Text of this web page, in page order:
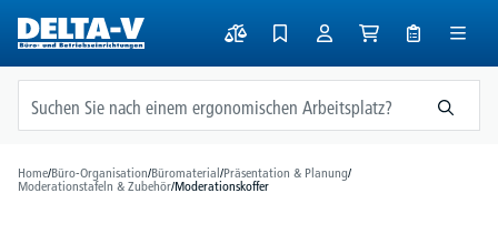
springen
Home/Büro-Organisation/Büromaterial/Präsentation & Planung/
Moderationstafeln & Zubehör/Moderationskoffer